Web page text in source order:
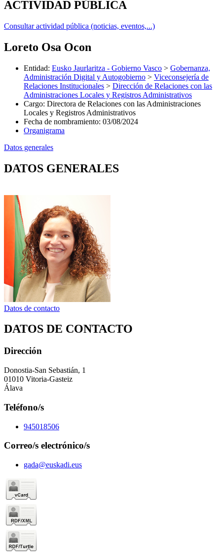
ACTIVIDAD PÚBLICA
Consultar actividad pública (noticias, eventos,...)
Loreto Osa Ocon
Entidad: Eusko Jaurlaritza - Gobierno Vasco > Gobernanza,
Administración Digital y Autogobierno > Viceconsejería de
Relaciones Institucionales > Dirección de Relaciones con las
Administraciones Locales y Registros Administrativos
Cargo: Directora de Relaciones con las Administraciones
Locales y Registros Administrativos
Fecha de nombramiento: 03/08/2024
Organigrama
Datos generales
DATOS GENERALES
Datos de contacto
DATOS DE CONTACTO
Dirección
Donostia-San Sebastián, 1
01010 Vitoria-Gasteiz
Álava
Teléfono/s
945018506
Correo/s electrónico/s
gada@euskadi.eus